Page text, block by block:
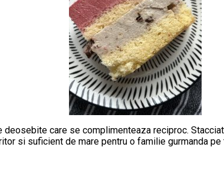
deosebite care se complimenteaza reciproc.
si suficient de mare pentru o familie gurmanda